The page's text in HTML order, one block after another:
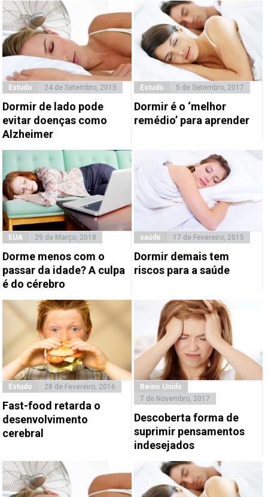
Estudo 24 de Setembro, 2015
Dormir de lado pode
evitar doenças como
Alzheimer
Estudo 5 de Setembro, 2017
Dormir é o ‘melhor
remédio’ para aprender
EUA 29 de Março, 2018
Dorme menos com o
passar da idade? A culpa
é do cérebro
saúde 17 de Fevereiro, 2015
Dormir demais tem
riscos para a saúde
Estudo 28 de Fevereiro, 2016
Fast-food retarda o
desenvolvimento
cerebral
Reino Unido
7 de Novembro, 2017
Descoberta forma de
suprimir pensamentos
indesejados